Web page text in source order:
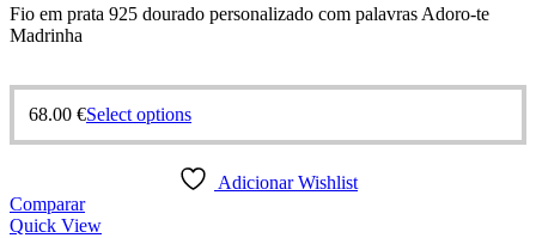
Fio em prata 925 dourado personalizado com palavras Adoro-te
Madrinha
68.00 €Select options
Adicionar Wishlist
Comparar
Quick View